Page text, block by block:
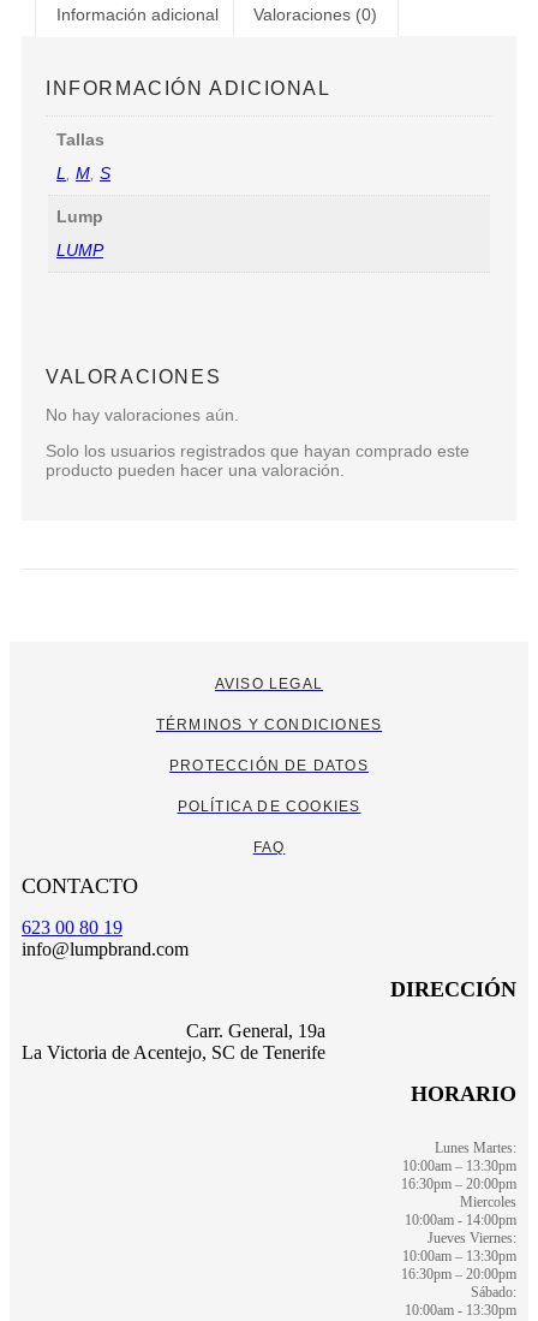
Información adicional Valoraciones (0)
INFORMACIÓN ADICIONAL
Tallas
L
M S
Lump
LUMP
VALORACIONES
No hay valoraciones aún.
Solo los usuarios registrados que hayan comprado este
producto pueden hacer una valoración.
AVISO LEGAL
TÉRMINOS Y CONDICIONES
PROTECCIÓN DE DATOS
POLÍTICA DE COOKIES
FAQ
CONTACTO
623 00 80 19
info@lumpbrand.com
DIRECCIÓN
Carr. General, 19a
La Victoria de Acentejo, SC de Tenerife
HORARIO
Lunes Martes:
10:00am – 13:30pm
16:30pm – 20:00pm
Miercoles
10:00am - 14:00pm
Jueves Viernes:
10:00am – 13:30pm
16:30pm – 20:00pm
Sábado:
10:00am - 13:30pm